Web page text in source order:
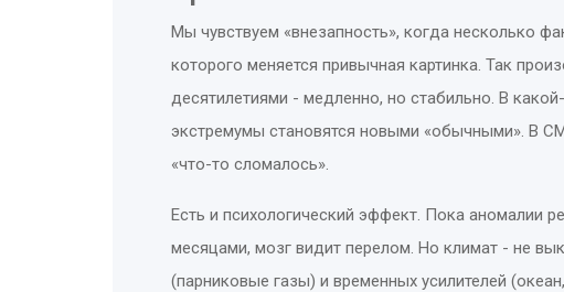
Мы чувствуем «внезапность», когда несколько
которого меняется привычная картинка. Так
десятилетиями - медленно, но стабильно. В
экстремумы становятся новыми «обычными». В
«что-то сломалось».
Есть и психологический эффект. Пока аномалии
месяцами, мозг видит перелом. Но климат - не
(парниковые газы) и временных усилителей